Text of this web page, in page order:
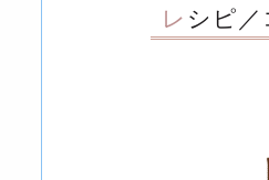
レシピ